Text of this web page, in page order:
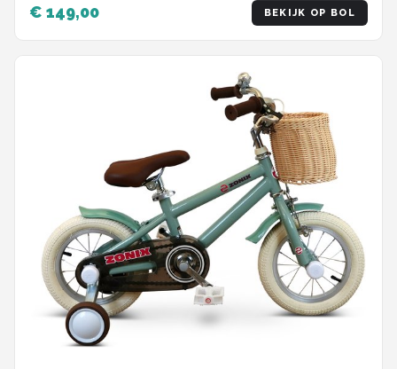
€ 149,00 BEKIJK OP BOL